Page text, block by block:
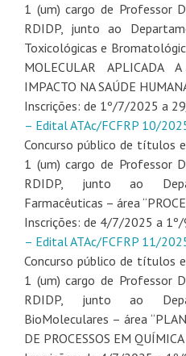
1 (um) cargo de Professor
RDIDP, junto ao
Toxicológicas e
MOLECULAR APLICADA
IMPACTO NA SAÚDE
Inscrições: de 1º/7/2025 a
– Edital ATAc/FCFRP 10/
Concurso público de títulos
1 (um) cargo de Professor
RDIDP, junto ao
Farmacêuticas – área
Inscrições: de 4/7/2025 a
– Edital ATAc/FCFRP 11/
Concurso público de títulos
1 (um) cargo de Professor
RDIDP, junto ao
BioMoleculares – área
DE PROCESSOS EM QUÍMICA